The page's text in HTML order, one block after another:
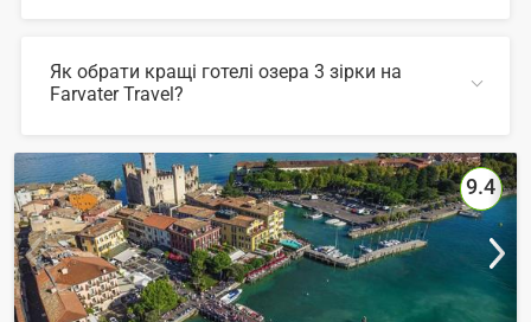
Як обрати кращі готелі озера 3 зірки на
Farvater Travel?
скористатись зручним пошуком по сайту, також на
Farvater Travel ви знайдете безліч фото готелів та
відгуків про кращі готелі озера 3 зірки
ЗГОРНУТИ
9.4